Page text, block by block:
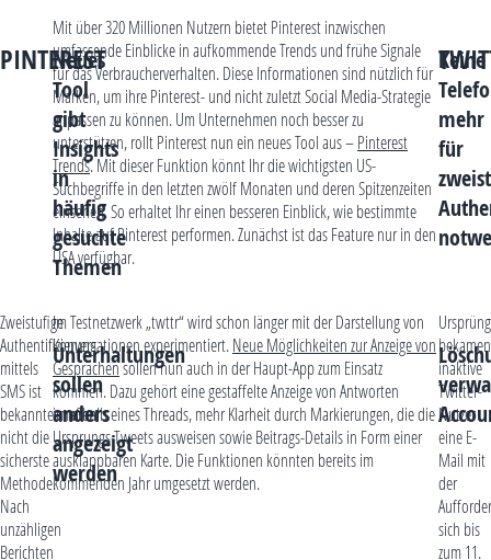
PINTEREST
Neues
Tool
gibt
Insights
in
häufig
gesuchte
Themen
Mit über 320 Millionen Nutzern bietet Pinterest inzwischen
umfassende Einblicke in aufkommende Trends und frühe Signale
für das Verbraucherverhalten. Diese Informationen sind nützlich für
Marken, um ihre Pinterest- und nicht zuletzt Social Media-Strategie
anpassen zu können. Um Unternehmen noch besser zu
unterstützen, rollt Pinterest nun ein neues Tool aus –Pinterest
Trends. Mit dieser Funktion könnt Ihr die wichtigsten US-
Suchbegriffe in den letzten zwölf Monaten und deren Spitzenzeiten
einsehen. So erhaltet Ihr einen besseren Einblick, wie bestimmte
Inhalte auf Pinterest performen. Zunächst ist das Feature nur in den
USA verfügbar.
Keine
mehr
für
Zweistufige
Authentifizierung
mittels
SMS ist
bekanntermaßen
nicht die
sicherste
Methode.
Nach
unzähligen
Berichten
Unterhaltungen
sollen
anders
angezeigt
werden
Im Testnetzwerk „twttr“ wird schon länger mit der Darstellung von
Konversationen experimentiert.Neue Möglichkeiten zur Anzeige von
Gesprächensollen nun auch in der Haupt-App zum Einsatz
kommen. Dazu gehört eine gestaffelte Anzeige von Antworten
innerhalb eines Threads, mehr Klarheit durch Markierungen, die die
Ursprungs-Tweets ausweisen sowie Beitrags-Details in Form einer
ausklappbaren Karte. Die Funktionen könnten bereits im
kommenden Jahr umgesetzt werden.
bekamen
inaktive
Twitter-
Nutzer
eine E-
Mail mit
der
sich bis
zum 11.